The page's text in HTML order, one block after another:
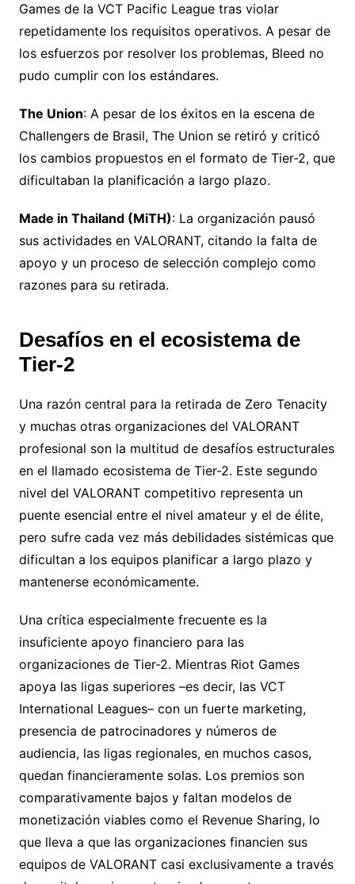
Games de la VCT Pacific League tras violar
repetidamente los requisitos operativos. A pesar de
los esfuerzos por resolver los problemas, Bleed no
pudo cumplir con los estándares.
The Union: A pesar de los éxitos en la escena de
Challengers de Brasil, The Union se retiró y criticó
los cambios propuestos en el formato de Tier-2, que
dificultaban la planificación a largo plazo.
Made in Thailand (MiTH): La organización pausó
sus actividades en VALORANT, citando la falta de
apoyo y un proceso de selección complejo como
razones para su retirada.
Desafíos en el ecosistema de
Tier-2
Una razón central para la retirada de Zero Tenacity
y muchas otras organizaciones del VALORANT
profesional son la multitud de desafíos estructurales
en el llamado ecosistema de Tier-2. Este segundo
nivel del VALORANT competitivo representa un
puente esencial entre el nivel amateur y el de élite,
pero sufre cada vez más debilidades sistémicas que
dificultan a los equipos planificar a largo plazo y
mantenerse económicamente.
Una crítica especialmente frecuente es la
insuficiente apoyo financiero para las
organizaciones de Tier-2. Mientras Riot Games
apoya las ligas superiores –es decir, las VCT
International Leagues– con un fuerte marketing,
presencia de patrocinadores y números de
audiencia, las ligas regionales, en muchos casos,
quedan financieramente solas. Los premios son
comparativamente bajos y faltan modelos de
monetización viables como el Revenue Sharing, lo
que lleva a que las organizaciones financien sus
equipos de VALORANT casi exclusivamente a través